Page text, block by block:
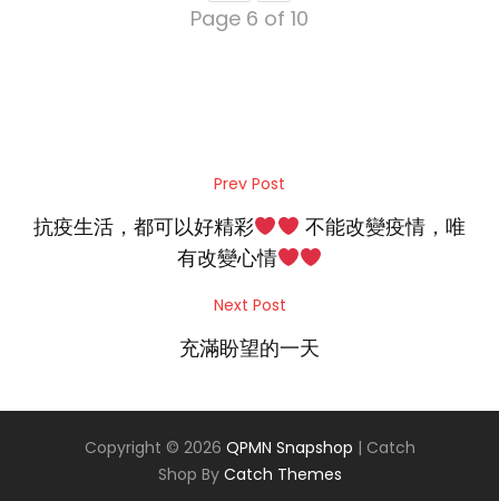
Page 6 of 10
navigation
Post
Prev Post
抗疫生活，都可以好精彩
不能改變疫情，唯
有改變心情
Next Post
充滿盼望的一天
Copyright © 2026 QPMN Snapshop | Catch
Shop By Catch Themes